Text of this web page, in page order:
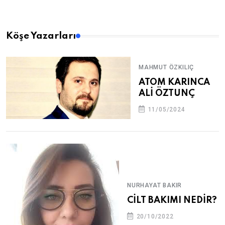
Köşe Yazarları
MAHMUT ÖZKILIÇ
ATOM KARINCA
ALİ ÖZTUNÇ
11/05/2024
NURHAYAT BAKIR
CİLT BAKIMI NEDİR?
20/10/2022